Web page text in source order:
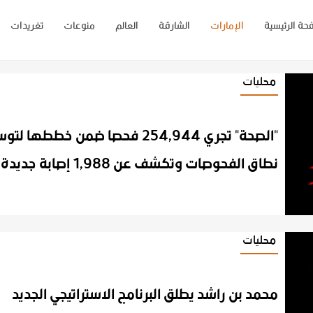
تغريدات منوعات العالم الشارقة الإمارات الرئيسية
محليات
"الصحة" تجري 254,944 فحصا ضمن خططها لتوسيع
محليات
محمد بن راشد يطلق البرنامج الاستراتيجي الجديد